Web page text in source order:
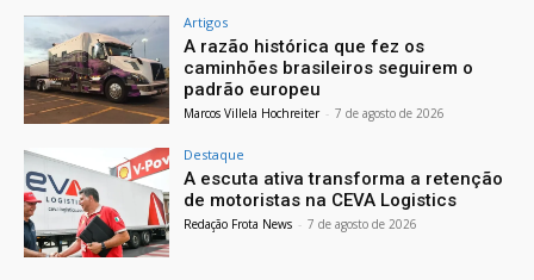
Artigos
A razão histórica que fez os
caminhões brasileiros seguirem o
padrão europeu
Marcos Villela Hochreiter - 7 de agosto de 2026
Destaque
A escuta ativa transforma a retenção
de motoristas na CEVA Logistics
Redação Frota News - 7 de agosto de 2026